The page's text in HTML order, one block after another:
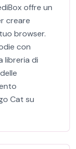
offre un
creare
browser.
con
libreria di
Cat su